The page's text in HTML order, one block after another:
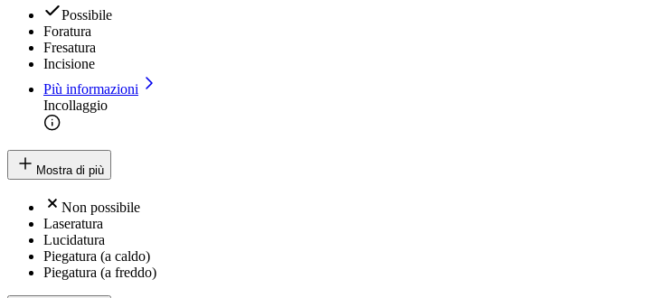
Possibile
Foratura
Fresatura
Incisione
Più informazioni
Incollaggio
Mostra di più
Non possibile
Laseratura
Lucidatura
Piegatura (a caldo)
Piegatura (a freddo)